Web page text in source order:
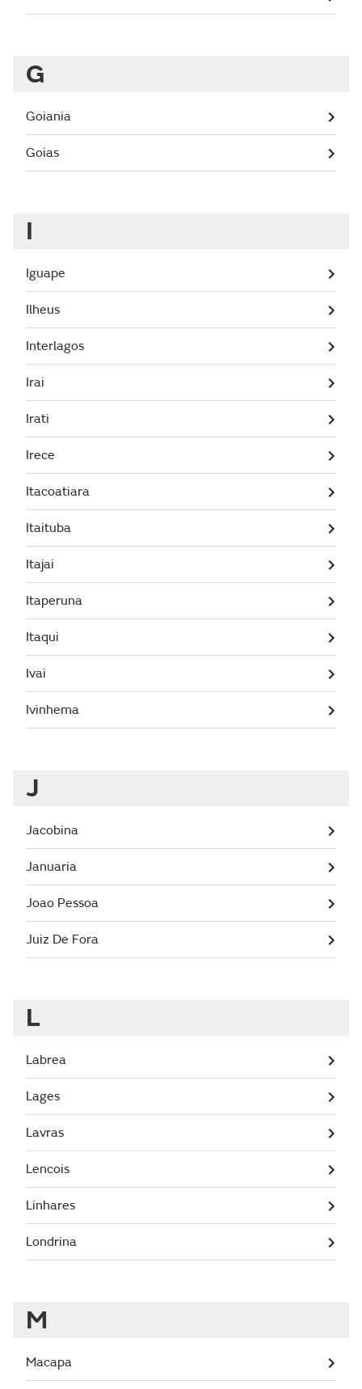
G
Goiania
Goias
I
Iguape
Ilheus
Interlagos
Irai
Irati
Irece
Itacoatiara
Itaituba
Itajai
Itaperuna
Itaqui
Ivai
Ivinhema
J
Jacobina
Januaria
Joao Pessoa
Juiz De Fora
L
Labrea
Lages
Lavras
Lencois
Linhares
Londrina
M
Macapa